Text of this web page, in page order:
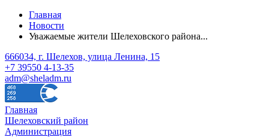
Главная
Новости
Уважаемые жители Шелеховского района...
666034, г. Шелехов, улица Ленина, 15
+7 39550 4-13-35
adm@sheladm.ru
Главная
Шелеховский район
Администрация